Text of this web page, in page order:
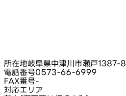
所在地岐阜県中津川市瀬戸1387-8
電話番号0573-66-6999
FAX番号-
対応エリア